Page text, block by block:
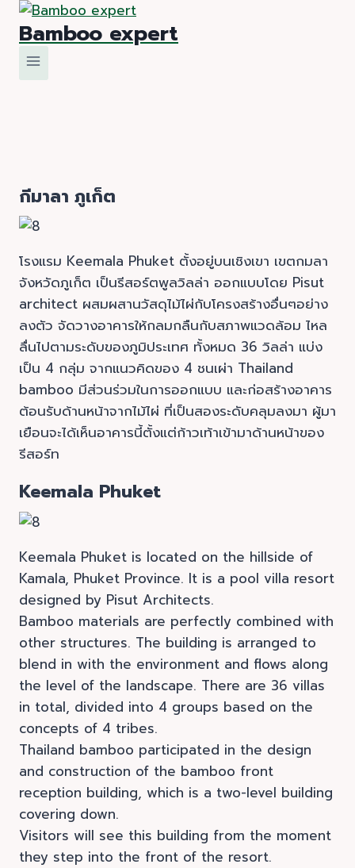
Skip
content
Bamboo expert
กีมาลา ภูเก็ต
โรงแรม Keemala Phuket ตั้งอยู่บนเชิงเขา เขตกมลา
จังหวัดภูเก็ต เป็นรีสอร์ตพูลวิลล่า ออกแบบโดย Pisut
architect ผสมผสานวัสดุไม้ไผ่กับโครงสร้างอื่นๆอย่าง
ลงตัว จัดวางอาคารให้กลมกลืนกับสภาพแวดล้อม ไหล
ลื่นไปตามระดับของภูมิประเทศ ทั้งหมด 36 วิลล่า แบ่ง
เป็น 4 กลุ่ม จากแนวคิดของ 4 ชนเผ่า Thailand
bamboo มีส่วนร่วมในการออกแบบ และก่อสร้างอาคาร
ต้อนรับด้านหน้าจากไม้ไผ่ ที่เป็นสองระดับคลุมลงมา ผู้มา
เยือนจะได้เห็นอาคารนี้ตั้งแต่ก้าวเท้าเข้ามาด้านหน้าของ
รีสอร์ท
Keemala Phuket
Keemala Phuket is located on the hillside of
Kamala, Phuket Province. It is a pool villa resort
designed by Pisut Architects.
Bamboo materials are perfectly combined with
other structures. The building is arranged to
blend in with the environment and flows along
the level of the landscape. There are 36 villas
in total, divided into 4 groups based on the
concepts of 4 tribes.
Thailand bamboo participated in the design
and construction of the bamboo front
reception building, which is a two-level building
covering down.
Visitors will see this building from the moment
they step into the front of the resort.